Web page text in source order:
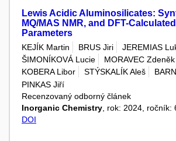
Lewis Acidic Aluminosilicates:
MQ/MAS NMR, and DFT-
Parameters
KEJÍK Martin BRUS Jiri
JEREMIAS
ŠIMONÍKOVÁ Lucie
MORAVEC Zdeněk
KOBERA Libor
STÝSKALÍK Aleš
PINKAS Jiří
Recenzovaný odborný článek
Inorganic Chemistry , rok: 2024, ročník:
DOI